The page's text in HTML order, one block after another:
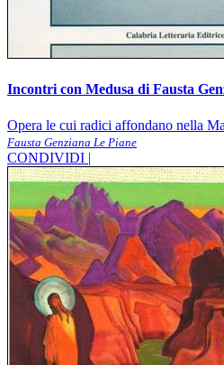
Incontri con Medusa di Fausta
Opera le cui radici affondano nella
Fausta Genziana Le Piane
CONDIVIDI |